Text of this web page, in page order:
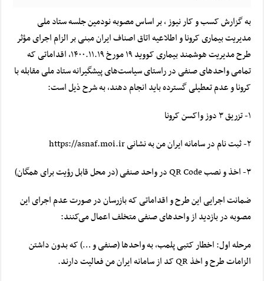
به گزارش کسب و کار نیوز ، بر اساس مصوبه نودمین جلسه ستاد ملی
مدیریت بیماریکروناو اطلاعیه اتاق اصناف ایران مبنی بر الزام اجرای مؤثر
طرح مدیریت هوشمند بیماری کووید ۱۹ مورخ ۱۴۰۰.۱۱.۱۹، اقداماتی که
تمامی واحدهای صنفی در راستای سیاست‌های پیشگیرانه ستاد ملی مقابله با
کروناو عدم تعطیلی گسترده باید انجام دهند، به شرح ذیل است:
۱- تزریق ۳ دوز واکسن کرونا
۲- ثبت نام در سامانه ایران من به نشانی https://asnaf.moi.ir
۳- اخذ و نصب QR Code در واحد صنفی (در محل قابل رؤیت برای همگان)
ضمانت اجرایی این طرح و اقداماتی که بازرسان در صورت عدم اجرای این
مصوبه در بازدید از واحدهای صنفی متخلف اعمال می‌کنند:
مرحله اول: اخطار کتبی پلمب، به واحدها (صنفی و …) که بدون داشتن
الزامات طرح و اخذ QR کد از سامانه ایران من فعالیت دارند.